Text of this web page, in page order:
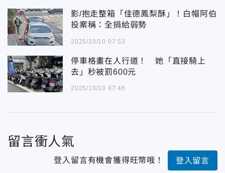
影/抱走整箱「佳德鳳梨酥」！白帽阿伯
投案稱：全捐給弱勢
2025/10/10 07:53
停車格畫在人行道！ 她「直接騎上
去」秒被罰600元
2025/10/10 07:46
留言衝人氣
登入留言有機會獲得旺幣哦！ 登入留言